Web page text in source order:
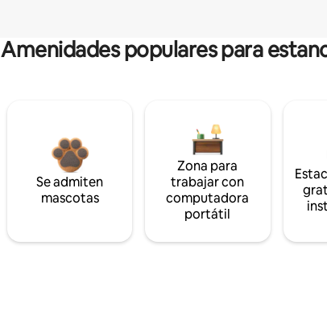
Amenidades populares para
Se admiten
mascotas
Zona para
trabajar con
computadora
portátil